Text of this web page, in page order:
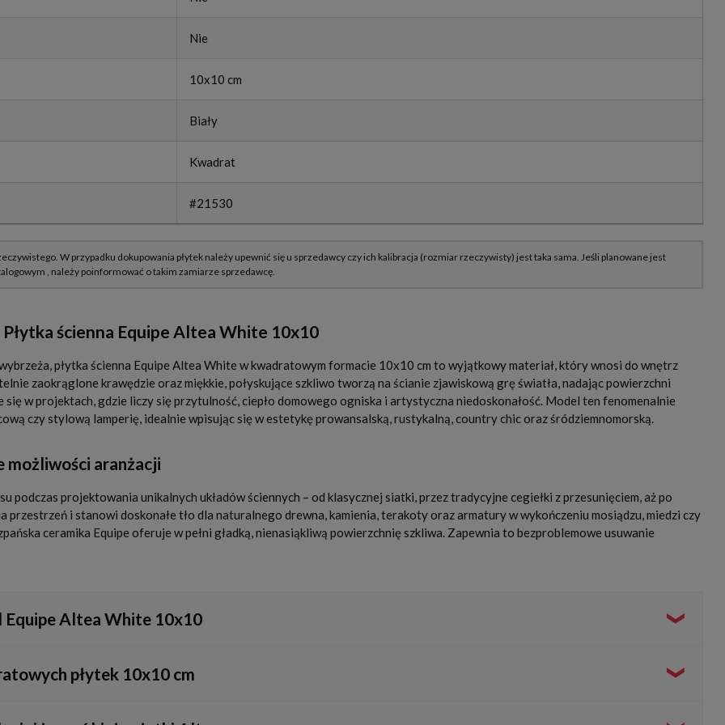
Nie
10x10 cm
Biały
Kwadrat
#21530
ścienna Equipe Altea White 10x10
płytka ścienna Equipe Altea White w kwadratowym formacie 10x10 cm to wyjątkowy materiał, który wnosi do wnętrz
zaokrąglone krawędzie oraz miękkie, połyskujące szkliwo tworzą na ścianie zjawiskową grę światła, nadając powierzchni
w projektach, gdzie liczy się przytulność, ciepło domowego ogniska i artystyczna niedoskonałość. Model ten fenomenalnie
czy stylową lamperię, idealnie wpisując się w estetykę prowansalską, rustykalną, country chic oraz śródziemnomorską.
aranżacji
projektowania unikalnych układów ściennych – od klasycznej siatki, przez tradycyjne cegiełki z przesunięciem, aż po
i stanowi doskonałe tło dla naturalnego drewna, kamienia, terakoty oraz armatury w wykończeniu mosiądzu, miedzi czy
ceramika Equipe oferuje w pełni gładką, nienasiąkliwą powierzchnię szkliwa. Zapewnia to bezproblemowe usuwanie
Altea White 10x10
płytek 10x10 cm